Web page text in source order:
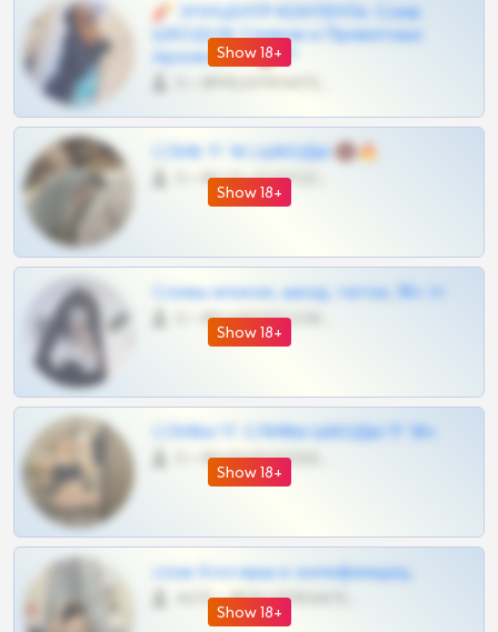
Show 18+
🧨 ЭПИЦЕНТР КОНТЕНТА: Слив
ШКОДОВ Сливов и Приватных
Архивов ТГ 🔞💎
Show 18+
СЛИВ ТГ 18 | ШКОДЫ 🔞🔥
Show 18+
Сливы вписок, шкод, теток, 18+ тг
Show 18+
СЛИВЫ ТГ СЛИВЫ ШКОДЫ ТГ 18+
Show 18+
слив блогерш и онлифанщиц
4675 •